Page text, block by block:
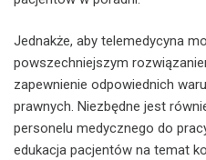
Jednakże, aby telemedycyna
powszechniejszym
zapewnienie odpowiednich
prawnych. Niezbędne jest
personelu medycznego do
edukacja pacjentów na temat